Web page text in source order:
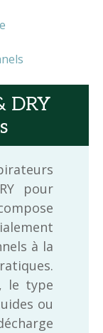
DRY
pour
à la
le type
ou